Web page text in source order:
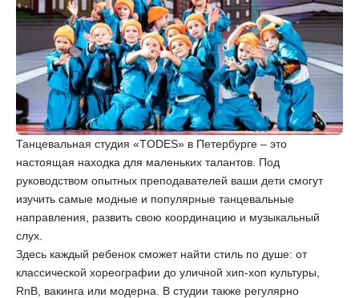
Танцевальная студия «TODES» в Петербурге – это
настоящая находка для маленьких талантов. Под
руководством опытных преподавателей ваши дети смогут
изучить самые модные и популярные танцевальные
направления, развить свою координацию и музыкальный
слух.
Здесь каждый ребенок сможет найти стиль по душе: от
классической хореографии до уличной хип-хоп культуры,
RnB, вакинга или модерна. В студии также регулярно